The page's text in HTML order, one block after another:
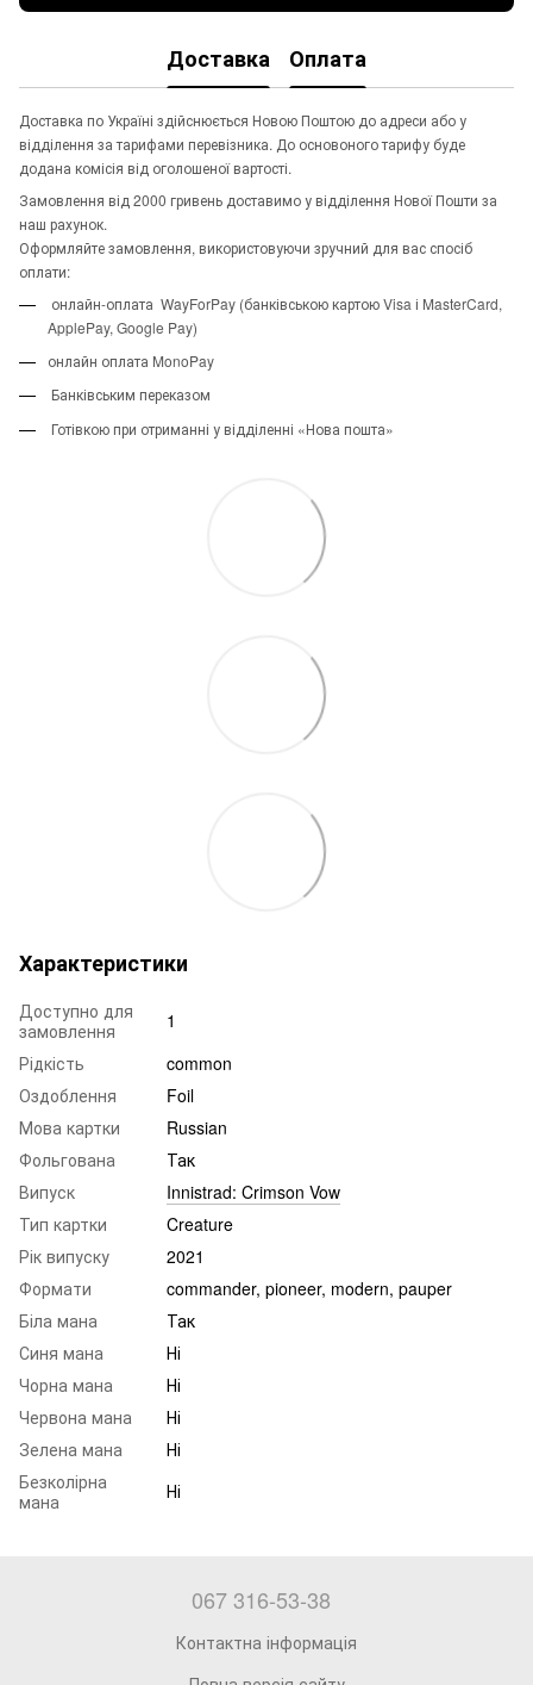
Доставка Оплата
Доставка по Україні здійснюється Новою Поштою до адреси або у
відділення за тарифами перевізника. До основоного тарифу буде
додана комісія від оголошеної вартості.
Замовлення від 2000 гривень доставимо у відділення Нової Пошти за
наш рахунок.
Оформляйте замовлення, використовуючи зручний для вас спосіб
оплати:
онлайн-оплата WayForPay (банківською картою Visa і MasterCard,
ApplePay, Google Pay)
онлайн оплата MonoPay
Банківським переказом
Готівкою при отриманні у відділенні «Нова пошта»
Характеристики
Доступно для
замовлення
1
Рідкість
common
Оздоблення
Foil
Мова картки
Russian
Фольгована
Так
Випуск
Innistrad: Crimson Vow
Тип картки
Creature
Рік випуску
2021
Формати
commander, pioneer, modern, pauper
Біла мана
Так
Синя мана
Ні
Чорна мана
Ні
Червона мана
Ні
Зелена мана
Ні
Безколірна
мана
Ні
067 316-53-38
Контактна інформація